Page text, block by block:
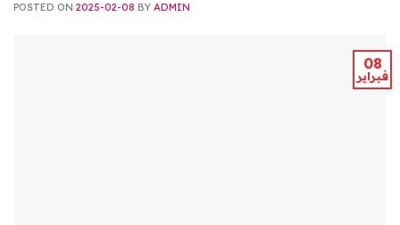
POSTED ON 2025-02-08 BY ADMIN
08
فبراير